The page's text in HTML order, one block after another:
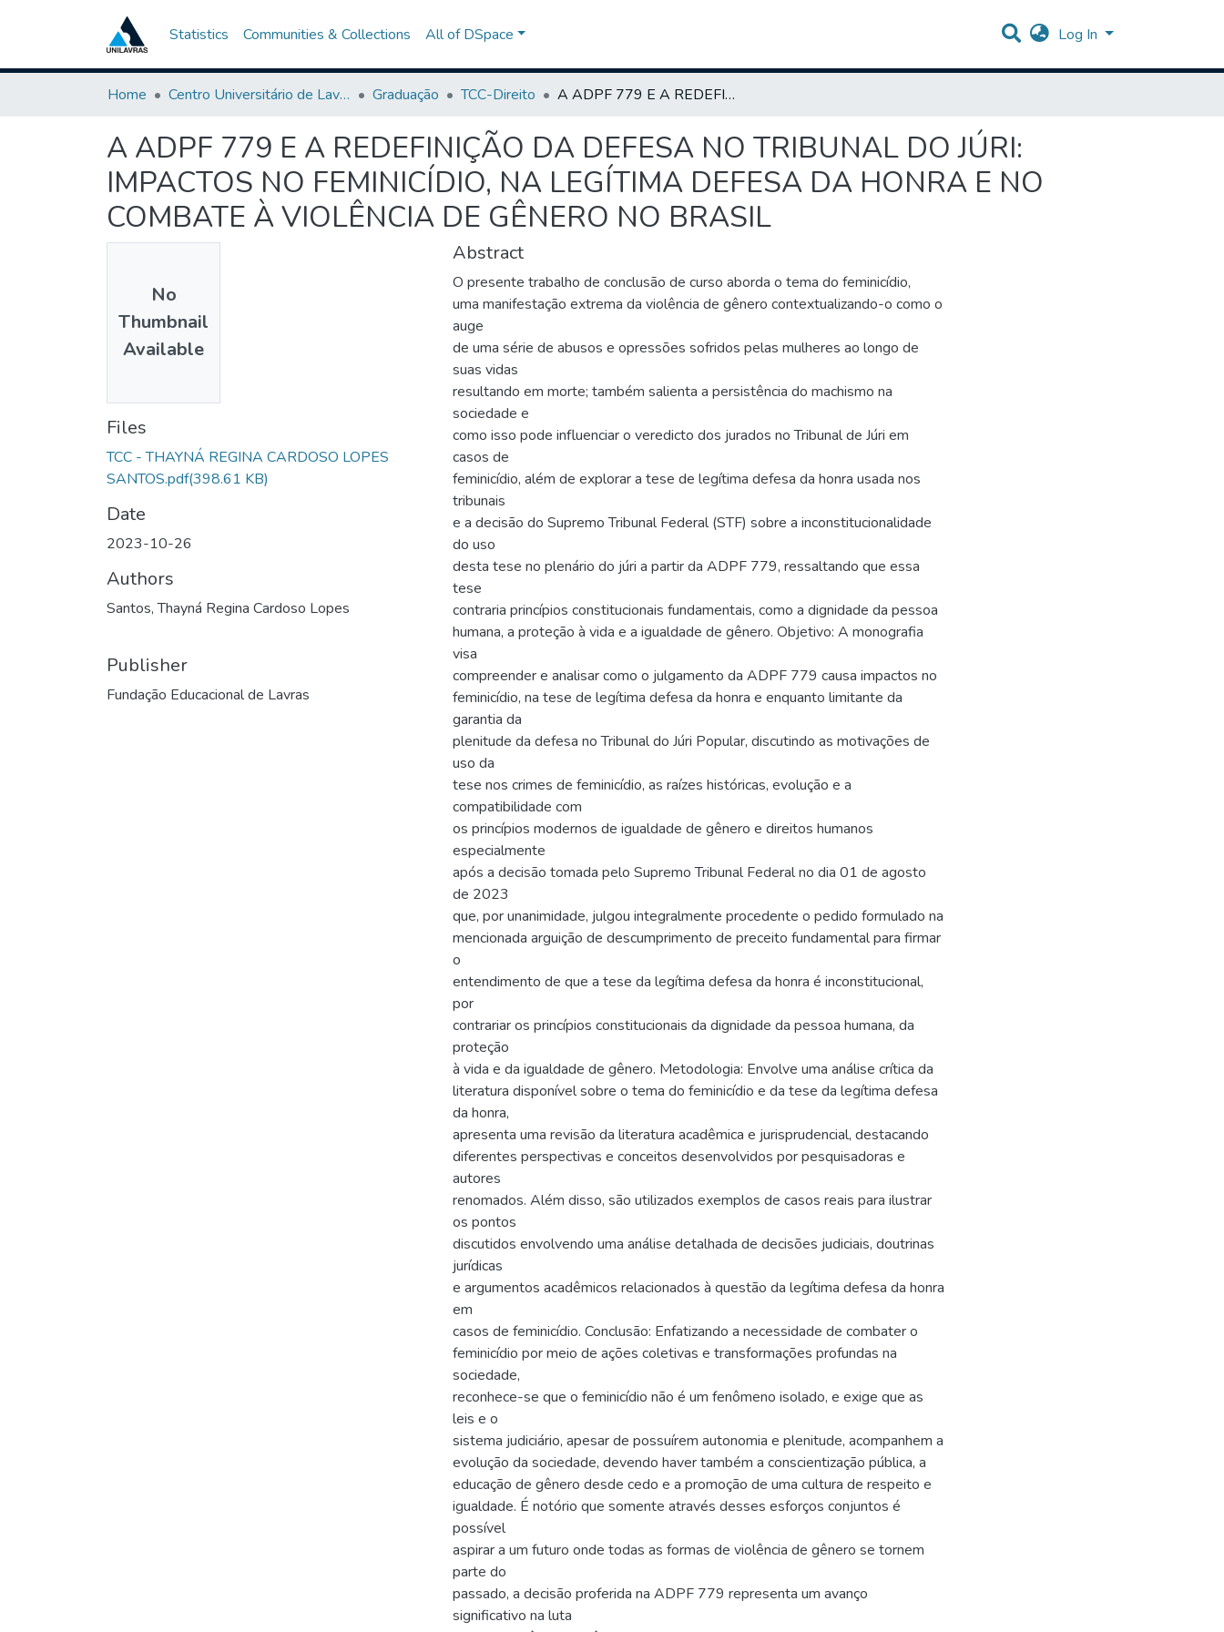
Statistics Communities & Collections All of DSpace Log In
Home Centro Universitário de Lavras-UNILAVRAS Graduação TCC-Direito A ADPF 779 E A REDEFINIÇÃO DA DEFESA NO TRIBUNAL DO JÚRI: IMPACTOS NO FEMINICÍDIO, NA LEGÍTIMA DEFESA DA HONRA E NO COMBATE À VIOLÊNCIA DE GÊNERO NO BRASIL
A ADPF 779 E A REDEFINIÇÃO DA DEFESA NO TRIBUNAL DO JÚRI:
IMPACTOS NO FEMINICÍDIO, NA LEGÍTIMA DEFESA DA HONRA E NO
COMBATE À VIOLÊNCIA DE GÊNERO NO BRASIL
No
Thumbnail
Available
Files
TCC - THAYNÁ REGINA CARDOSO LOPES
SANTOS.pdf(398.61 KB)
Date
2023-10-26
Authors
Santos, Thayná Regina Cardoso Lopes
Publisher
Fundação Educacional de Lavras
Abstract
O presente trabalho de conclusão de curso aborda o tema do feminicídio,
uma manifestação extrema da violência de gênero contextualizando-o como o
auge
de uma série de abusos e opressões sofridos pelas mulheres ao longo de
suas vidas
resultando em morte; também salienta a persistência do machismo na
sociedade e
como isso pode influenciar o veredicto dos jurados no Tribunal de Júri em
casos de
feminicídio, além de explorar a tese de legítima defesa da honra usada nos
tribunais
e a decisão do Supremo Tribunal Federal (STF) sobre a inconstitucionalidade
do uso
desta tese no plenário do júri a partir da ADPF 779, ressaltando que essa
tese
contraria princípios constitucionais fundamentais, como a dignidade da pessoa
humana, a proteção à vida e a igualdade de gênero. Objetivo: A monografia
visa
compreender e analisar como o julgamento da ADPF 779 causa impactos no
feminicídio, na tese de legítima defesa da honra e enquanto limitante da
garantia da
plenitude da defesa no Tribunal do Júri Popular, discutindo as motivações de
uso da
tese nos crimes de feminicídio, as raízes históricas, evolução e a
compatibilidade com
os princípios modernos de igualdade de gênero e direitos humanos
especialmente
após a decisão tomada pelo Supremo Tribunal Federal no dia 01 de agosto
de 2023
que, por unanimidade, julgou integralmente procedente o pedido formulado na
mencionada arguição de descumprimento de preceito fundamental para firmar
o
entendimento de que a tese da legítima defesa da honra é inconstitucional,
por
contrariar os princípios constitucionais da dignidade da pessoa humana, da
proteção
à vida e da igualdade de gênero. Metodologia: Envolve uma análise crítica da
literatura disponível sobre o tema do feminicídio e da tese da legítima defesa
da honra,
apresenta uma revisão da literatura acadêmica e jurisprudencial, destacando
diferentes perspectivas e conceitos desenvolvidos por pesquisadoras e
autores
renomados. Além disso, são utilizados exemplos de casos reais para ilustrar
os pontos
discutidos envolvendo uma análise detalhada de decisões judiciais, doutrinas
jurídicas
e argumentos acadêmicos relacionados à questão da legítima defesa da honra
em
casos de feminicídio. Conclusão: Enfatizando a necessidade de combater o
feminicídio por meio de ações coletivas e transformações profundas na
sociedade,
reconhece-se que o feminicídio não é um fenômeno isolado, e exige que as
leis e o
sistema judiciário, apesar de possuírem autonomia e plenitude, acompanhem a
evolução da sociedade, devendo haver também a conscientização pública, a
educação de gênero desde cedo e a promoção de uma cultura de respeito e
igualdade. É notório que somente através desses esforços conjuntos é
possível
aspirar a um futuro onde todas as formas de violência de gênero se tornem
parte do
passado, a decisão proferida na ADPF 779 representa um avanço
significativo na luta